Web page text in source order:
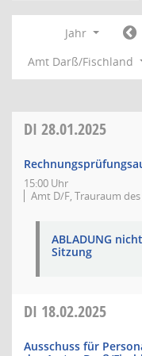
Jahr
Amt Darß/Fischland
DI 28.01.2025
15:00 Uhr
Amt D/F, Trauraum
ABLADUNG
Sitzung
DI 18.02.2025
Ausschuss für